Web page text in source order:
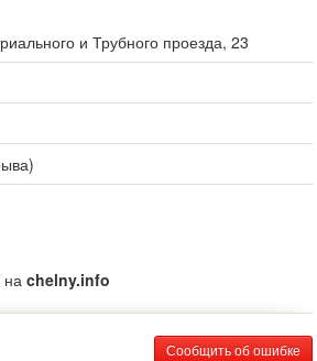
и Трубного проезда, 23
на chelny.info
Сообщить об ошибке